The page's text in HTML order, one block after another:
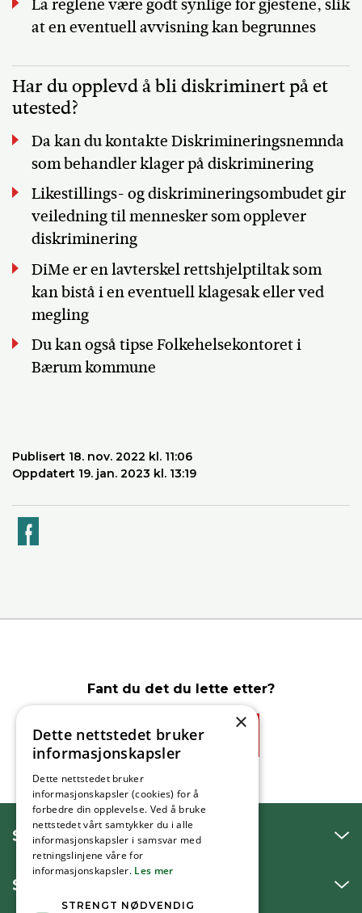
at en eventuell avvisning kan begrunnes
Har du opplevd å bli diskriminert på et
utested?
Da kan du kontakte Diskrimineringsnemnda
som behandler klager på diskriminering
Likestillings- og diskrimineringsombudet gir
veiledning til mennesker som opplever
diskriminering
DiMe er en lavterskel rettshjelptiltak som
kan bistå i en eventuell klagesak eller ved
megling
Du kan også tipse Folkehelsekontoret i
Bærum kommune
Publisert 18. nov. 2022 kl. 11:06
Oppdatert 19. jan. 2023 kl. 13:19
Fant du det du lette etter?
Ja
SNAKK MED OSS
SKRIV TIL OSS
×
Dette nettstedet bruker
informasjonskapsler
Dette nettstedet bruker
informasjonskapsler (cookies) for å
forbedre din opplevelse. Ved å bruke
nettstedet vårt samtykker du i alle
informasjonskapsler i samsvar med
retningslinjene våre for
informasjonskapsler. Les mer
STRENGT NØDVENDIG